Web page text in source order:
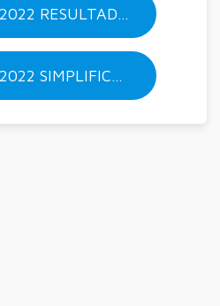
RREO 1 BIM 2022 RESULTADO PRIMARIO E NOMINAL
RREO 1 BIM 2022 SIMPLIFICADO